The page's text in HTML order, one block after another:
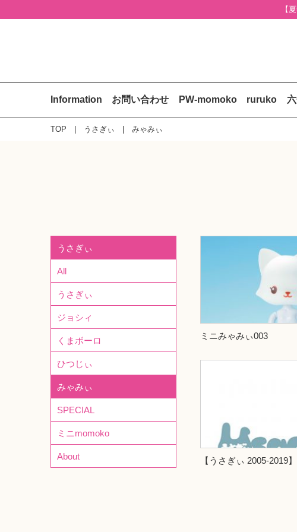
【
Information お問い合わせ PW-momoko ruruko
TOP うさぎぃ みゃみぃ
ミニみゃみぃ003
【うさぎぃ 2005-2019】
うさぎぃ
All
うさぎぃ
ジョシィ
くまボーロ
ひつじぃ
みゃみぃ
SPECIAL
ミニmomoko
About